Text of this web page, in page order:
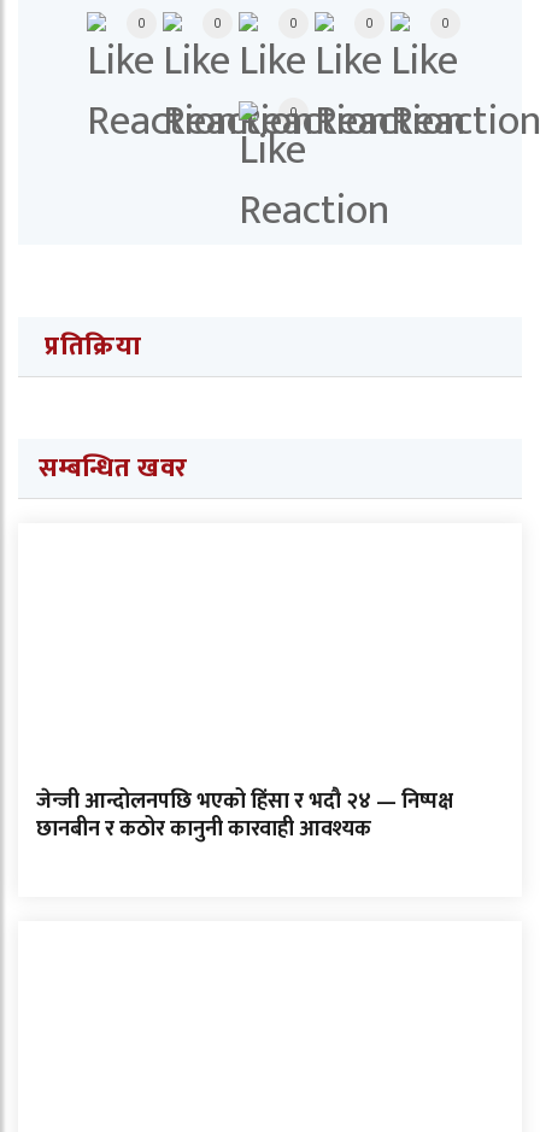
0 0 0 0 0
0
प्रतिक्रिया
सम्बन्धित खवर
जेन्जी आन्दोलनपछि भएको हिंसा र भदौ २४ — निष्पक्ष
छानबीन र कठोर कानुनी कारवाही आवश्यक